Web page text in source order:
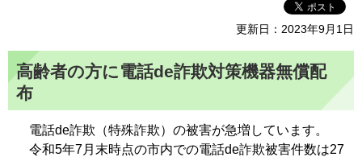
更新日：2023年9月1日
高齢者の方に電話de詐欺対策機器無償配
布
電話de詐欺（特殊詐欺）の被害が急増しています。
令和5年7月末時点の市内での電話de詐欺被害件数は27